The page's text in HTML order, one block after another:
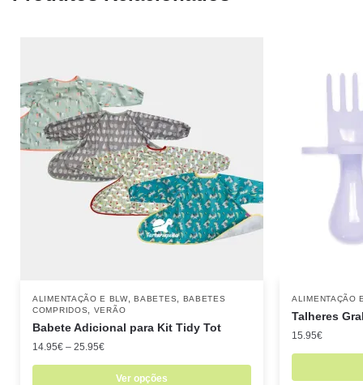
ALIMENTAÇÃO E BLW,BABETES
BABETES
COMPRIDOS
VERÃO
Babete Adicional para Kit Tidy Tot
14.95€ – 25.95€
Ver opções
ALIMENTAÇÃO
Talheres
15.95€